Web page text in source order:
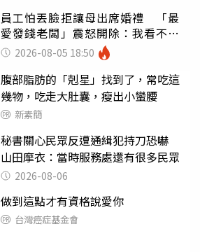
員工怕丟臉拒讓母出席婚禮 「最
愛發錢老闆」震怒開除：我看不起
你 2026-08-05 18:50
腹部脂肪的「剋星」找到了，常吃這
幾物，吃走大肚囊，瘦出小蠻腰
新素簡
秘書關心民眾反遭通緝犯持刀恐嚇
山田摩衣：當時服務處還有很多民眾
2026-08-06
做到這點才有資格說愛你
台灣癌症基金會